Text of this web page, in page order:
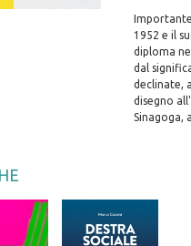
1952 e il
diploma
dal
declinate,
disegno
Sinagoga,